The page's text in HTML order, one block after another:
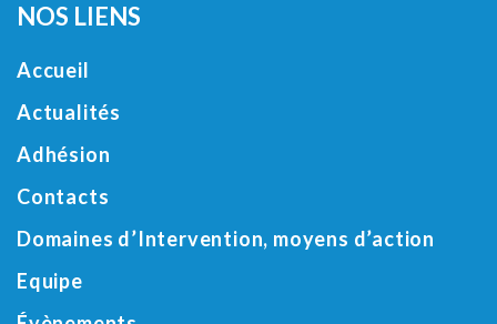
NOS LIENS
Accueil
Actualités
Adhésion
Contacts
Domaines d’Intervention, moyens d’action
Equipe